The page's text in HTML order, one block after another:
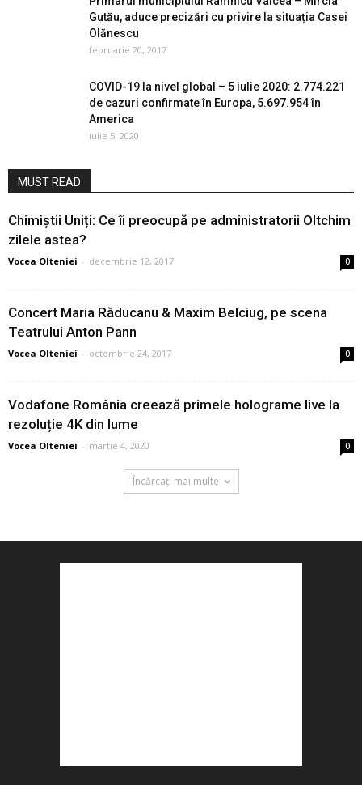
Gutău, aduce precizări cu privire la situația Casei
Olănescu
februarie 20, 2017
COVID-19 la nivel global – 5 iulie 2020: 2.774.221
de cazuri confirmate în Europa, 5.697.954 în
America
iulie 5, 2020
MUST READ
Chimiștii Uniți: Ce îi preocupă pe administratorii Oltchim
zilele astea?
Vocea Olteniei - decembrie 12, 2017 0
Concert Maria Răducanu & Maxim Belciug, pe scena
Teatrului Anton Pann
Vocea Olteniei - octombrie 24, 2017 0
Vodafone România creează primele holograme live la
rezoluție 4K din lume
Vocea Olteniei - martie 4, 2020 0
Încărcați mai multe